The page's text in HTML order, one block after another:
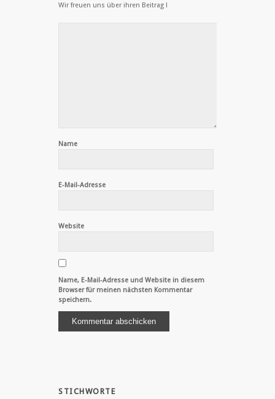
Wir freuen uns über ihren Beitrag !
Name
E-Mail-Adresse
Website
Name, E-Mail-Adresse und Website in diesem
Browser für meinen nächsten Kommentar
speichern.
STICHWORTE